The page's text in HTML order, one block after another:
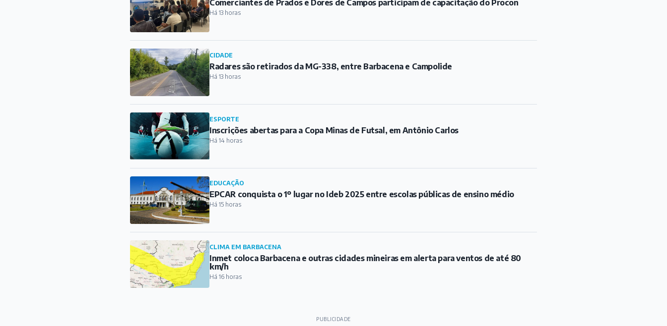
Comerciantes de Prados e Dores de Campos participam de capacitação do Procon
Há 13 horas
CIDADE
Radares são retirados da MG-338, entre Barbacena e Campolide
Há 13 horas
ESPORTE
Inscrições abertas para a Copa Minas de Futsal, em Antônio Carlos
Há 14 horas
EDUCAÇÃO
EPCAR conquista o 1º lugar no Ideb 2025 entre escolas públicas de ensino médio
Há 15 horas
CLIMA EM BARBACENA
Inmet coloca Barbacena e outras cidades mineiras em alerta para ventos de até 80
km/h
Há 16 horas
PUBLICIDADE